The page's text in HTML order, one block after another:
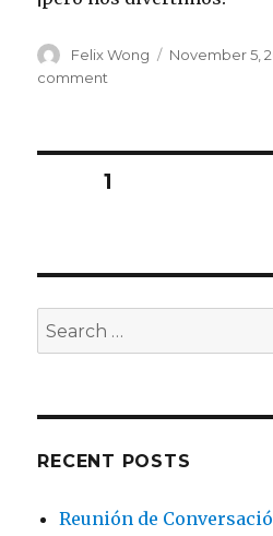
Author
Felix Wong
Posted
November 5,
comment
29
Posts
PAGE1
Search
for:
RECENT POSTS
Reunión de